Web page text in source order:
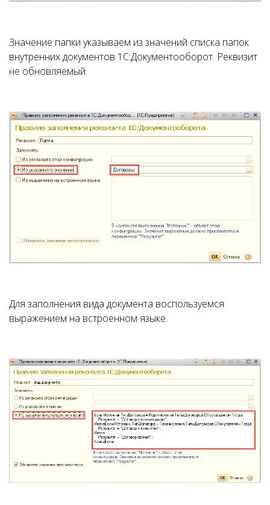
Значение папки указываем из значений списка папок
внутренних документов 1С:Документооборот. Реквизит
не обновляемый.
Для заполнения вида документа воспользуемся
выражением на встроенном языке.